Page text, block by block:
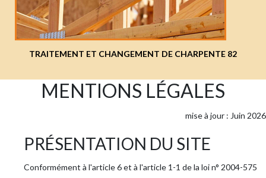
TRAITEMENT ET CHANGEMENT DE CHARPENTE 82
MENTIONS LÉGALES
mise à jour : Juin 2026
PRÉSENTATION DU SITE
Conformément à l'article 6 et à l'article 1-1 de la loi n° 2004-575